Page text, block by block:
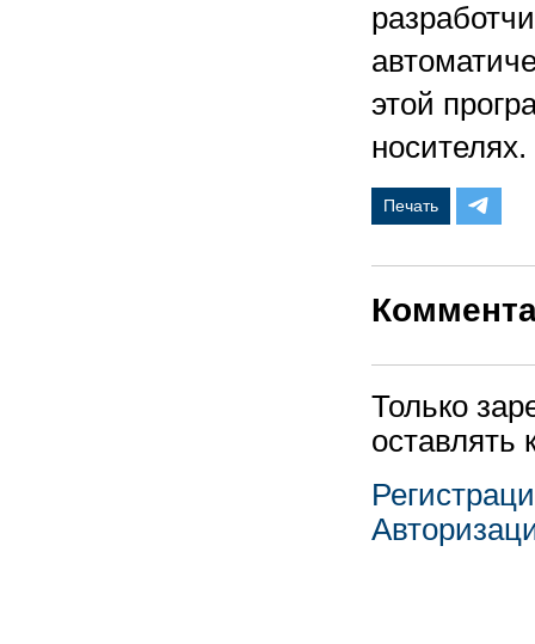
этой
носителях.
Печать
Только
оставлять